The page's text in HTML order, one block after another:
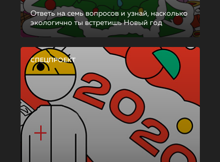
Ответь на семь вопросов и узнай, насколько
экологично ты встретишь Новый год
СПЕЦПРОЕКТ